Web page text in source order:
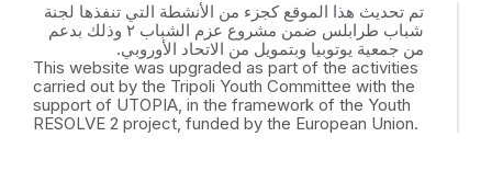
تم تحديث هذا الموقع كجزء من الأنشطة التي تنفذها لجنة
شباب طرابلس ضمن مشروع عزم الشباب ٢ وذلك بدعم
من جمعية يوتوبيا وبتمويل من الاتحاد الأوروبي.
This website was upgraded as part of the activities
carried out by the Tripoli Youth Committee with the
support of UTOPIA, in the framework of the Youth
RESOLVE 2 project, funded by the European Union.